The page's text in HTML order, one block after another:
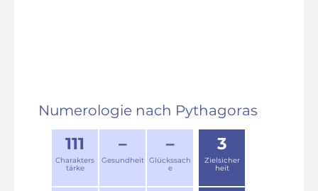
Numerologie nach Pythagoras
111
Charakters
tärke
–
Gesundheit
–
Glückssach
e
3
Zielsicher
heit